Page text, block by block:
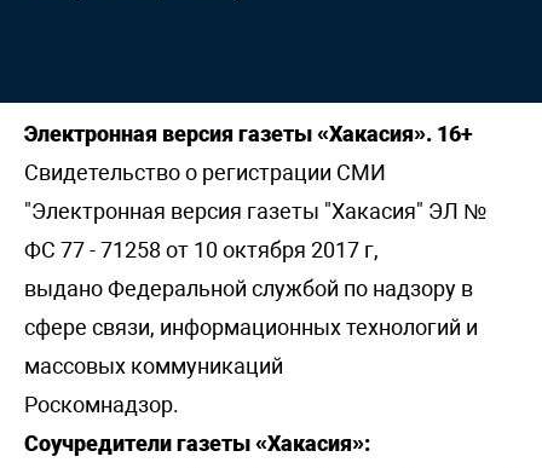
Электронная версия газеты «Хакасия». 16+
Свидетельство о регистрации СМИ
"Электронная версия газеты "Хакасия" ЭЛ №
ФС 77 - 71258 от 10 октября 2017 г,
выдано Федеральной службой по надзору в
сфере связи, информационных технологий и
массовых коммуникаций
Роскомнадзор.
Соучредители газеты «Хакасия»: